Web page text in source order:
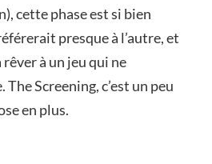
cette phase est si bien
presque à l’autre, et
à un jeu qui ne
Screening, c’est un peu
en plus.